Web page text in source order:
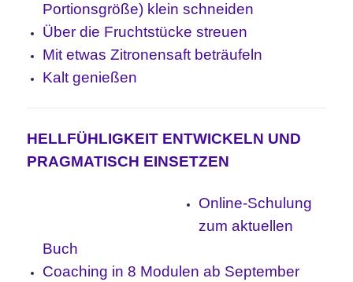
Portionsgröße) klein schneiden
Über die Fruchtstücke streuen
Mit etwas Zitronensaft beträufeln
Kalt genießen
HELLFÜHLIGKEIT ENTWICKELN UND
PRAGMATISCH EINSETZEN
Online-Schulung
zum aktuellen
Buch
Coaching in 8 Modulen ab September